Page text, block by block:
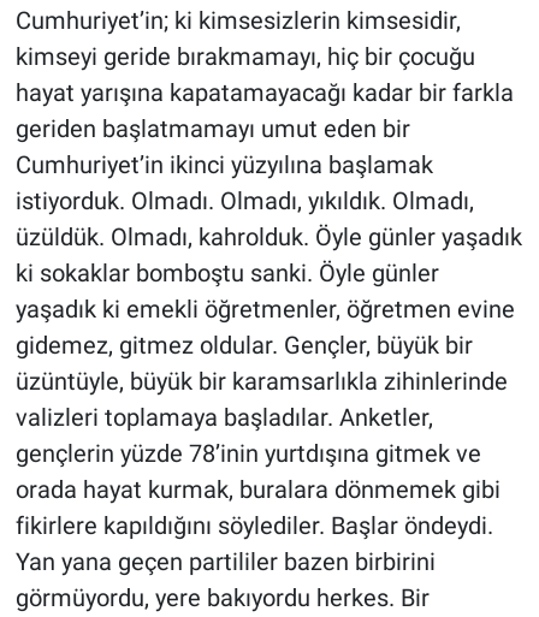
Cumhuriyet’in; ki kimsesizlerin kimsesidir,
kimseyi geride bırakmamayı, hiç bir çocuğu
hayat yarışına kapatamayacağı kadar bir farkla
geriden başlatmamayı umut eden bir
Cumhuriyet’in ikinci yüzyılına başlamak
istiyorduk. Olmadı. Olmadı, yıkıldık. Olmadı,
üzüldük. Olmadı, kahrolduk. Öyle günler yaşadık
ki sokaklar bomboştu sanki. Öyle günler
yaşadık ki emekli öğretmenler, öğretmen evine
gidemez, gitmez oldular. Gençler, büyük bir
üzüntüyle, büyük bir karamsarlıkla zihinlerinde
valizleri toplamaya başladılar. Anketler,
gençlerin yüzde 78’inin yurtdışına gitmek ve
orada hayat kurmak, buralara dönmemek gibi
fikirlere kapıldığını söylediler. Başlar öndeydi.
Yan yana geçen partililer bazen birbirini
görmüyordu, yere bakıyordu herkes. Bir